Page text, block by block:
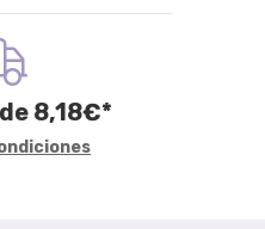
8,18€*